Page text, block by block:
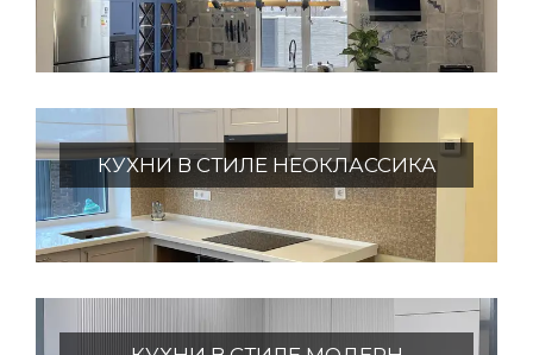
КУХНИ В СТИЛЕ НЕОКЛАССИКА